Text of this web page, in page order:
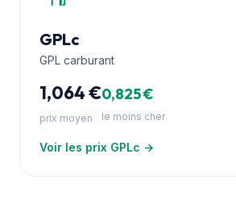
GPLc
GPL carburant
1,064 €
prix moyen
0,825 €
le moins cher
Voir les prix GPLc →